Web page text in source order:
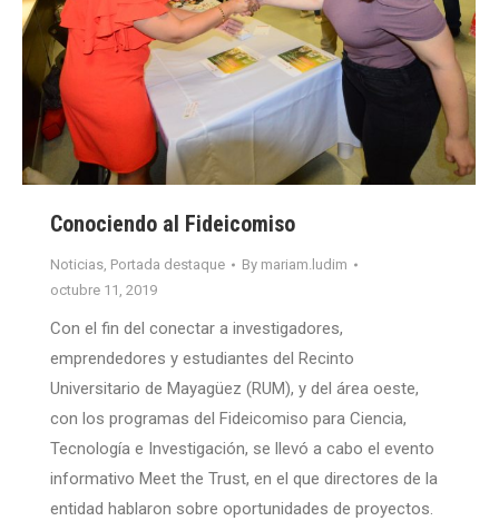
Conociendo al Fideicomiso
Noticias, Portada destaque By mariam.ludim
octubre 11, 2019
Con el fin del conectar a investigadores,
emprendedores y estudiantes del Recinto
Universitario de Mayagüez (RUM), y del área oeste,
con los programas del Fideicomiso para Ciencia,
Tecnología e Investigación, se llevó a cabo el evento
informativo Meet the Trust, en el que directores de la
entidad hablaron sobre oportunidades de proyectos.